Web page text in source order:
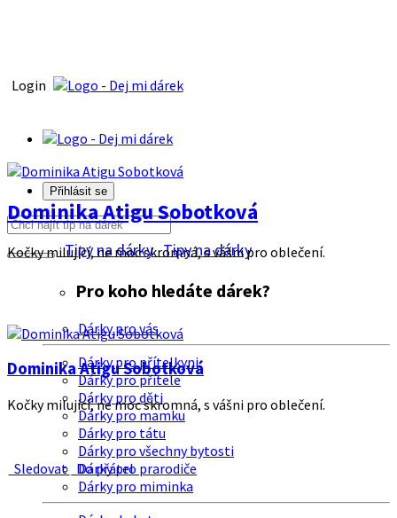
Login
Přihlásit se
Tipy na dárkyTipy na dárky
Pro koho hledáte dárek?
Dárky pro vás
Dárky pro přítelkyni
Dárky pro přítele
Dárky pro děti
Dárky pro mamku
Dárky pro tátu
Dárky pro všechny bytosti
Dárky pro prarodiče
Dárky pro miminka
Dominika Atigu Sobotková
Kočky milující, ne moc skromná, s vášni pro oblečení.
Dominika Atigu Sobotková
Kočky milující, ne moc skromná, s vášni pro oblečení.
Sledovat Do přátel